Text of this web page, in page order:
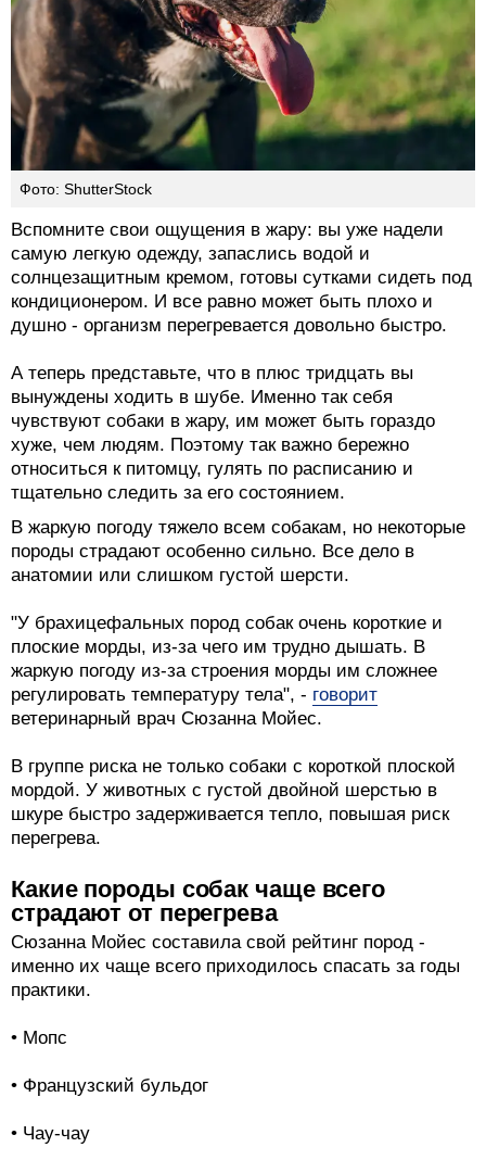
Фото: ShutterStock
Вспомните свои ощущения в жару: вы уже надели
самую легкую одежду, запаслись водой и
солнцезащитным кремом, готовы сутками сидеть под
кондиционером. И все равно может быть плохо и
душно - организм перегревается довольно быстро.
А теперь представьте, что в плюс тридцать вы
вынуждены ходить в шубе. Именно так себя
чувствуют собаки в жару, им может быть гораздо
хуже, чем людям. Поэтому так важно бережно
относиться к питомцу, гулять по расписанию и
тщательно следить за его состоянием.
В жаркую погоду тяжело всем собакам, но некоторые
породы страдают особенно сильно. Все дело в
анатомии или слишком густой шерсти.
"У брахицефальных пород собак очень короткие и
плоские морды, из-за чего им трудно дышать. В
жаркую погоду из-за строения морды им сложнее
регулировать температуру тела", - говорит
ветеринарный врач Сюзанна Мойес.
В группе риска не только собаки с короткой плоской
мордой. У животных с густой двойной шерстью в
шкуре быстро задерживается тепло, повышая риск
перегрева.
Какие породы собак чаще всего
страдают от перегрева
Сюзанна Мойес составила свой рейтинг пород -
именно их чаще всего приходилось спасать за годы
практики.
• Мопс
• Французский бульдог
• Чау-чау